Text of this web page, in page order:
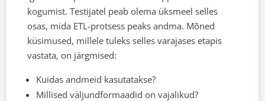
kogumist. Testijatel peab olema üksmeel selles
osas, mida ETL-protsess peaks andma. Mõned
küsimused, millele tuleks selles varajases etapis
vastata, on järgmised:
Kuidas andmeid kasutatakse?
Millised väljundformaadid on vajalikud?